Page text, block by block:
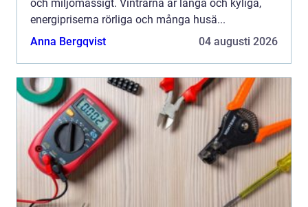
och miljömässigt. Vintrarna är långa och kyliga,
energipriserna rörliga och många husä...
Anna Bergqvist
04 augusti 2026